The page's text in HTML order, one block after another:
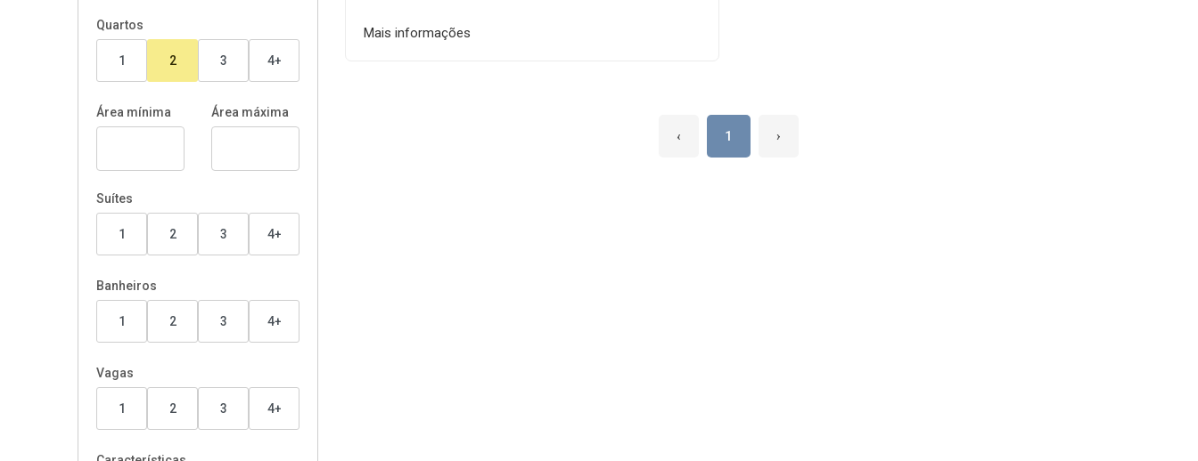
Quartos
1 2 3 4+
Área mínima Área máxima
Suítes
1 2 3 4+
Banheiros
1 2 3 4+
Vagas
1 2 3 4+
Mais informações
‹ 1 ›